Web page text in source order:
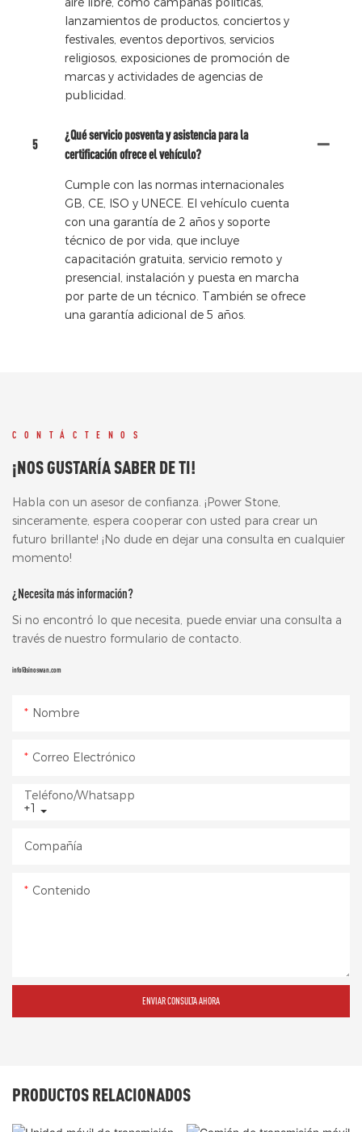
lanzamientos de productos, conciertos y
festivales, eventos deportivos, servicios
religiosos, exposiciones de promoción de
marcas y actividades de agencias de
publicidad.
5
¿Qué servicio posventa y asistencia para la
certificación ofrece el vehículo?
Cumple con las normas internacionales
GB, CE, ISO y UNECE. El vehículo cuenta
con una garantía de 2 años y soporte
técnico de por vida, que incluye
capacitación gratuita, servicio remoto y
presencial, instalación y puesta en marcha
por parte de un técnico. También se ofrece
una garantía adicional de 5 años.
CONTÁCTENOS
¡NOS GUSTARÍA SABER DE TI!
Habla con un asesor de confianza. ¡Power Stone,
sinceramente, espera cooperar con usted para crear un
futuro brillante! ¡No dude en dejar una consulta en cualquier
momento!
¿Necesita más información?
Si no encontró lo que necesita, puede enviar una consulta a
través de nuestro formulario de contacto.
info@sinoswan.com
Nombre
Correo Electrónico
+1
Teléfono/whatsapp
Compañía
Contenido
ENVIAR CONSULTA AHORA
PRODUCTOS RELACIONADOS